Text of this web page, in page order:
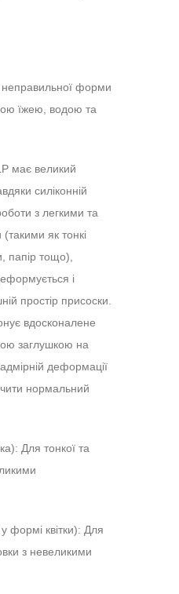
форми
їжею, водою та
має великий
силіконній
з легкими та
як тонкі
папір тощо),
і
простір присоски.
вдосконалене
заглушкою на
деформації
нормальний
Для тонкої та
формі квітки): Для
з невеликими